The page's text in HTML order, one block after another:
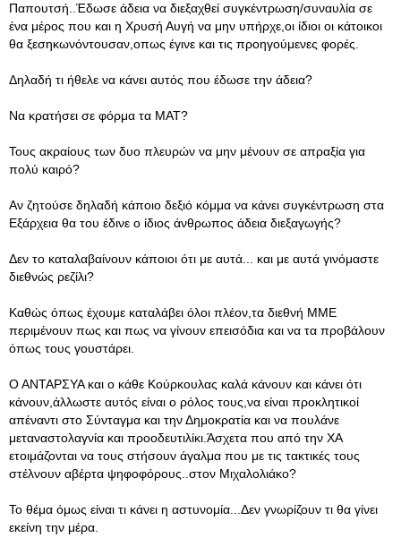
Παπουτσή..Έδωσε άδεια να διεξαχθεί συγκέντρωση/συναυλία σε
ένα μέρος που και η Χρυσή Αυγή να μην υπήρχε,οι ίδιοι οι κάτοικοι
θα ξεσηκωνόντουσαν,οπως έγινε και τις προηγούμενες φορές.
Δηλαδή τι ήθελε να κάνει αυτός που έδωσε την άδεια?
Να κρατήσει σε φόρμα τα ΜΑΤ?
Τους ακραίους των δυο πλευρών να μην μένουν σε απραξία για
πολύ καιρό?
Αν ζητούσε δηλαδή κάποιο δεξιό κόμμα να κάνει συγκέντρωση στα
Εξάρχεια θα του έδινε ο ίδιος άνθρωπος άδεια διεξαγωγής?
Δεν το καταλαβαίνουν κάποιοι ότι με αυτά... και με αυτά γινόμαστε
διεθνώς ρεζίλι?
Καθώς όπως έχουμε καταλάβει όλοι πλέον,τα διεθνή ΜΜΕ
περιμένουν πως και πως να γίνουν επεισόδια και να τα προβάλουν
όπως τους γουστάρει.
Ο ΑΝΤΑΡΣΥΑ και ο κάθε Κούρκουλας καλά κάνουν και κάνει ότι
κάνουν,άλλωστε αυτός είναι ο ρόλος τους,να είναι προκλητικοί
απέναντι στο Σύνταγμα και την Δημοκρατία και να πουλάνε
μεταναστολαγνία και προοδευτιλίκι.Άσχετα που από την ΧΑ
ετοιμάζονται να τους στήσουν άγαλμα που με τις τακτικές τους
στέλνουν αβέρτα ψηφοφόρους..στον Μιχαλολιάκο?
Το θέμα όμως είναι τι κάνει η αστυνομία...Δεν γνωρίζουν τι θα γίνει
εκείνη την μέρα.